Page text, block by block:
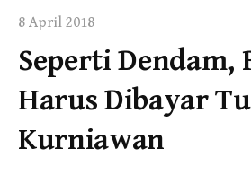
8 April 2018
Seperti Dendam,
Harus Dibayar
Kurniawan